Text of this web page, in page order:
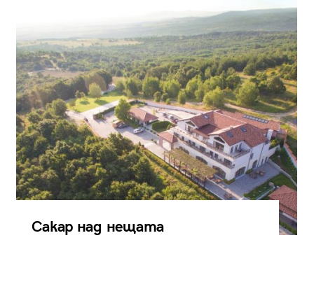
Сакар над нещата